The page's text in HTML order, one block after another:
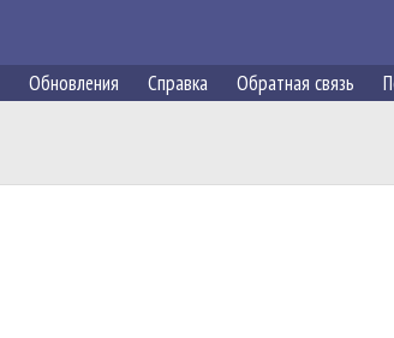
Обновления Справка Обратная связь